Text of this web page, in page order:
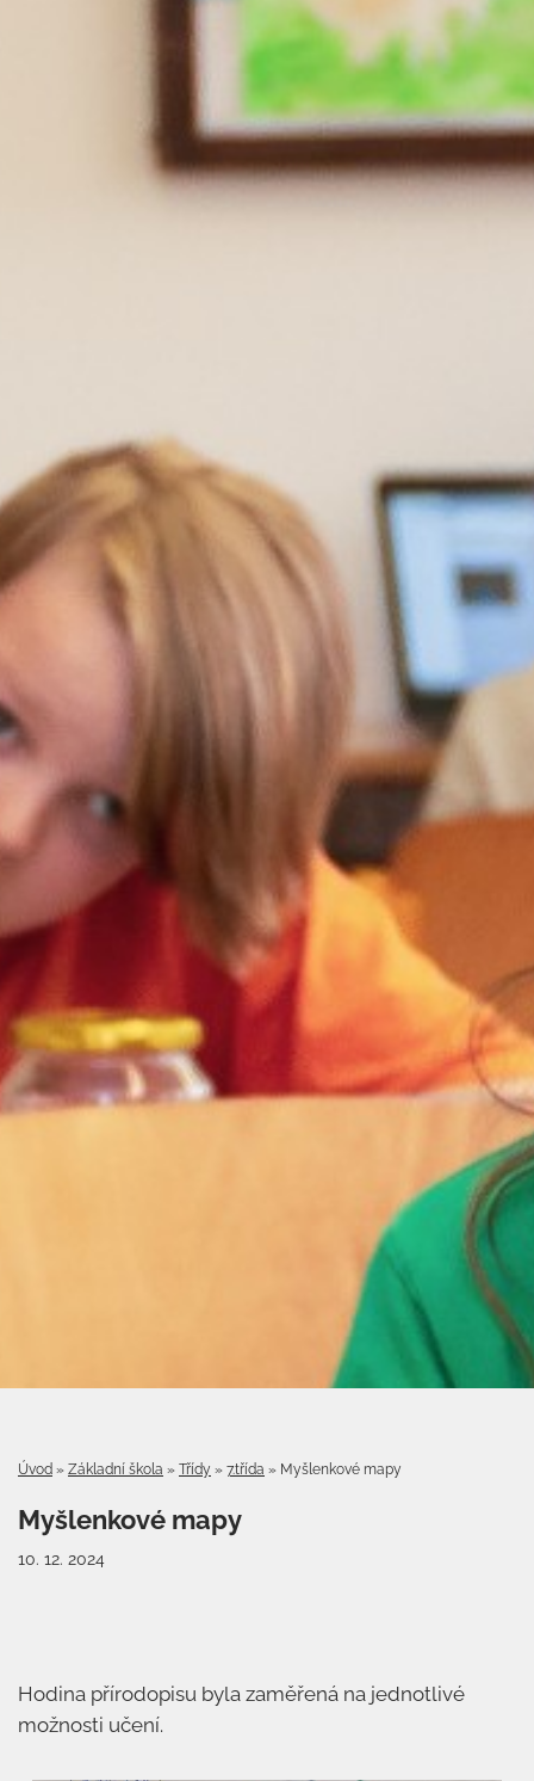
Úvod » Základní škola » Třídy » 7.třída » Myšlenkové mapy
Myšlenkové mapy
10. 12. 2024
Hodina přírodopisu byla zaměřená na jednotlivé
možnosti učení.